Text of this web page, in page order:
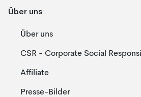
Über uns
Über uns
CSR - Corporate Social
Affiliate
Presse-Bilder